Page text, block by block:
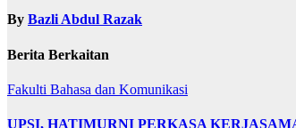
By Bazli Abdul Razak
Berita Berkaitan
Fakulti Bahasa dan Komunikasi
UPSI, HATIMURNI PERKASA